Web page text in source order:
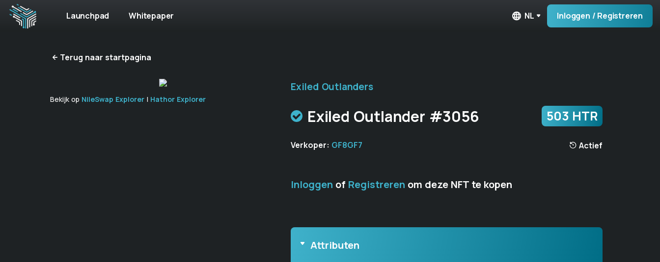
Launchpad Whitepaper NL Inloggen / Registreren
Terug naar startpagina
Bekijk op NileSwap Explorer | Hathor Explorer
Exiled Outlanders
Exiled Outlander #3056 503 HTR
Verkoper: GF8GF7 Actief
Inloggen of Registreren om deze NFT te kopen
Attributen